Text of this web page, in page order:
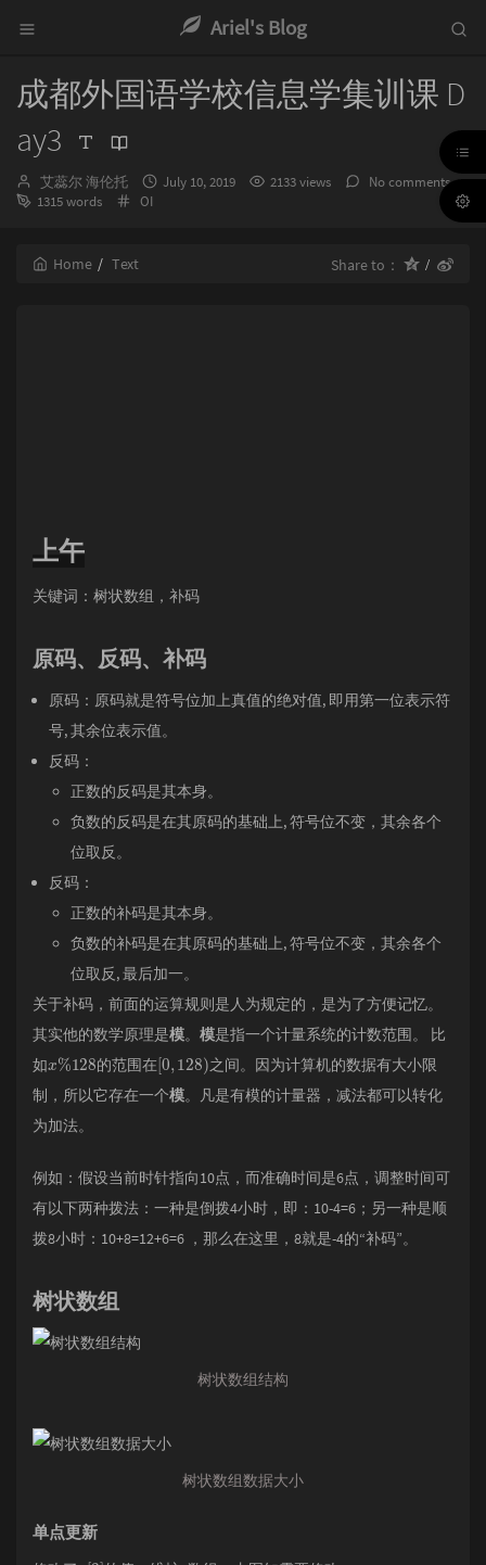
Ariel's Blog
成都外国语学校信息学集训课 D
ay3
Author：
艾蕊尔 海伦托
发
July 10, 2019 2133 views
No comments
1315 words
Categories：
OI
Home Text Share to：
上午
关键词：树状数组，补码
原码、反码、补码
原码：原码就是符号位加上真值的绝对值, 即用第一位表示符
号, 其余位表示值。
反码：
正数的反码是其本身。
负数的反码是在其原码的基础上, 符号位不变，其余各个
位取反。
反码：
正数的补码是其本身。
负数的补码是在其原码的基础上, 符号位不变，其余各个
位取反, 最后加一。
关于补码，前面的运算规则是人为规定的，是为了方便记忆。
其实他的数学原理是模。 模是指一个计量系统的计数范围。 比
如
%128 的范围在[0 128) 之间。因为计算机的数据有大小限
制，所以它存在一个模。凡是有模的计量器，减法都可以转化
为加法。
例如：假设当前时针指向10点，而准确时间是6点，调整时间可
有以下两种拨法：一种是倒拨4小时，即：10-4=6；另一种是顺
拨8小时：10+8=12+6=6 ，那么在这里，8就是-4的“补码”。
树状数组
树状数组结构
树状数组数据大小
单点更新
[3